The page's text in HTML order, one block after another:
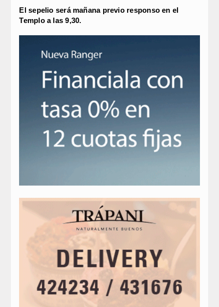
El sepelio será mañana previo responso en el
Templo a las 9,30.